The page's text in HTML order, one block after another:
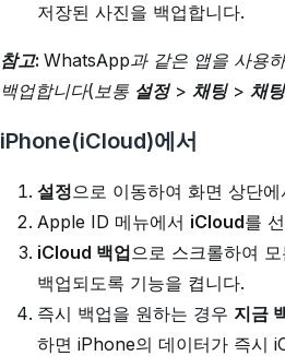
저장된 사진을 백업합니다.
참고: WhatsApp과 같은 앱을 사용
백업합니다(보통 설정> 채팅> 채
iPhone(iCloud)에서
설정으로 이동하여 화면 상단
Apple ID 메뉴에서 iCloud를
iCloud 백업으로 스크롤하여
백업되도록 기능을 켭니다.
즉시 백업을 원하는 경우 지금
하면 iPhone의 데이터가 즉시